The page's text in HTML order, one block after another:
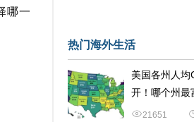
哪一
热门海外生活
美国各州人均
开！哪个州最
穷？21651